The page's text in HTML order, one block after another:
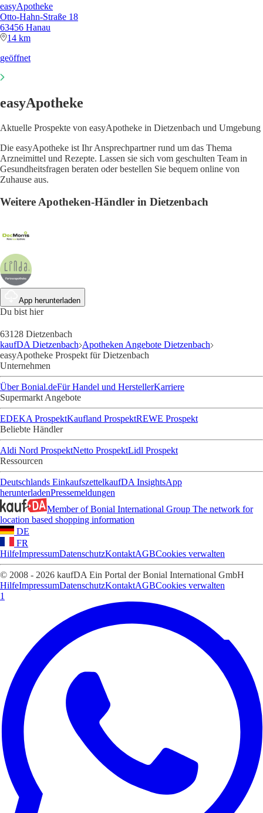
easyApotheke
Otto-Hahn-Straße 18
63456 Hanau
14 km
geöffnet
easyApotheke
Aktuelle Prospekte von easyApotheke in Dietzenbach und Umgebung
Die easyApotheke ist Ihr Ansprechpartner rund um das Thema
Arzneimittel und Rezepte. Lassen sie sich vom geschulten Team in
Gesundheitsfragen beraten oder bestellen Sie bequem online von
Zuhause aus.
Weitere Apotheken-Händler in Dietzenbach
App herunterladen
Du bist hier
63128 Dietzenbach
kaufDA Dietzenbach Apotheken Angebote Dietzenbach
easyApotheke Prospekt für Dietzenbach
Unternehmen
Über Bonial.deFür Handel und HerstellerKarriere
Supermarkt Angebote
EDEKA ProspektKaufland ProspektREWE Prospekt
Beliebte Händler
Aldi Nord ProspektNetto ProspektLidl Prospekt
Ressourcen
Deutschlands EinkaufszettelkaufDA InsightsApp
herunterladenPressemeldungen
Member of Bonial International Group The network for
location based shopping information
DE
FR
HilfeImpressumDatenschutzKontaktAGBCookies verwalten
© 2008 - 2026 kaufDA Ein Portal der Bonial International GmbH
HilfeImpressumDatenschutzKontaktAGBCookies verwalten
1